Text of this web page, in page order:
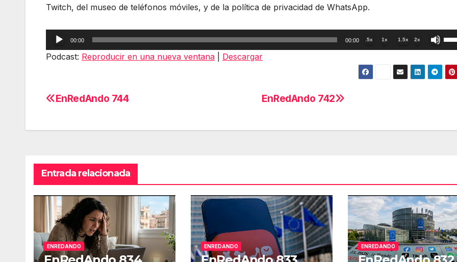
Twitch, del museo de teléfonos móviles, y de la política de privacidad de WhatsApp.
Reproductor
de
00:00 00:00 .5x 1x 1.5x 2x
las
de
Podcast: Reproducir en una nueva ventana Descargar
Navegación
EnRedAndo 742
EnRedAndo 744
Entrada relacionada
ENREDANDO ENREDANDO ENREDANDO